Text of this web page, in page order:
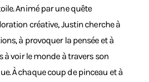
Animé par une quête
créative, Justin cherche à
à provoquer la pensée et à
à voir le monde à travers son
À chaque coup de pinceau et à